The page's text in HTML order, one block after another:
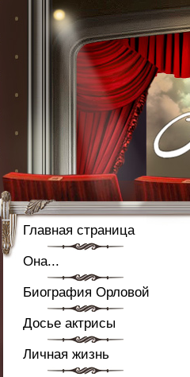
Главная страница
Она...
Биография Орловой
Досье актрисы
Личная жизнь